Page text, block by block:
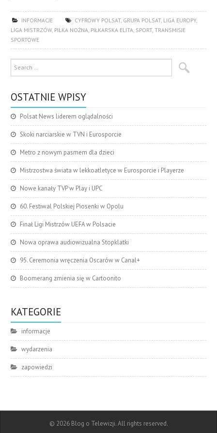
INFORMACJE CYFROWY POLSAT, GRUPA POLSAT, LIGA EUROPY,
LIGA MISTRZÓW, PIŁKA NOŻNA, PIŁKARSKA ELITA, SPORT,TRANSMISJE
SPORTOWE
OSTATNIE WPISY
Polsat News liderem oglądalności
Skoki narciarskie w TVN i Eurosporcie
Metro z nowym pasmem dla dzieci
Mistrzostwa świata w lekkoatletyce w Eurosporcie i Playerze
Nowe kanały TVP w Play i UPC
60. Festiwal Polskiej Piosenki w Opolu
Finał Ligi Mistrzów UEFA w Polsacie
Nowa oprawa audiowizualna Stopklatki
95. Ceremonia wręczenia Oscarów w Canal+
Boomerang zmienia się w Cartoonito
KATEGORIE
informacje
wydarzenia
zapowiedzi
© 2026 Blog o Telewizji. All rights reserved.